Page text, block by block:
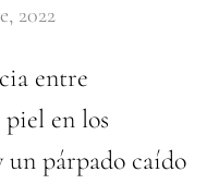
2022
entre
piel en los
un párpado caído